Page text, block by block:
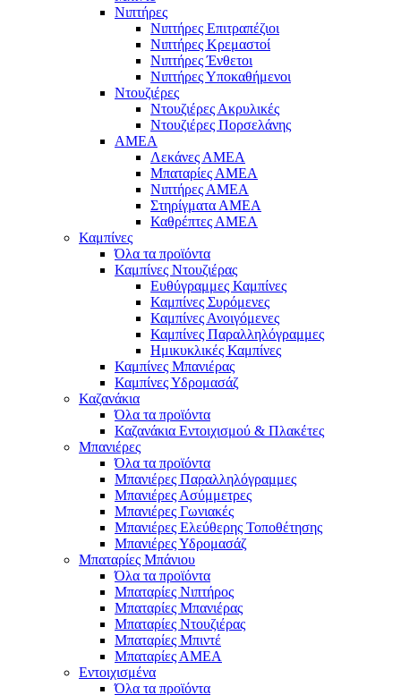
Νιπτήρες
Νιπτήρες Επιτραπέζιοι
Νιπτήρες Κρεμαστοί
Νιπτήρες Ένθετοι
Νιπτήρες Υποκαθήμενοι
Ντουζιέρες
Ντουζιέρες Ακρυλικές
Ντουζιέρες Πορσελάνης
ΑΜΕΑ
Λεκάνες ΑΜΕΑ
Μπαταρίες ΑΜΕΑ
Νιπτήρες ΑΜΕΑ
Στηρίγματα ΑΜΕΑ
Καθρέπτες ΑΜΕΑ
Καμπίνες
Όλα τα προϊόντα
Καμπίνες Ντουζιέρας
Ευθύγραμμες Καμπίνες
Καμπίνες Συρόμενες
Καμπίνες Ανοιγόμενες
Καμπίνες Παραλληλόγραμμες
Ημικυκλικές Καμπίνες
Καμπίνες Μπανιέρας
Καμπίνες Υδρομασάζ
Καζανάκια
Όλα τα προϊόντα
Καζανάκια Εντοιχισμού & Πλακέτες
Μπανιέρες
Όλα τα προϊόντα
Μπανιέρες Παραλληλόγραμμες
Μπανιέρες Ασύμμετρες
Μπανιέρες Γωνιακές
Μπανιέρες Ελεύθερης Τοποθέτησης
Μπανιέρες Υδρομασάζ
Μπαταρίες Μπάνιου
Όλα τα προϊόντα
Μπαταρίες Νιπτήρος
Μπαταρίες Μπανιέρας
Μπαταρίες Ντουζιέρας
Μπαταρίες Μπιντέ
Μπαταρίες ΑΜΕΑ
Εντοιχισμένα
Όλα τα προϊόντα